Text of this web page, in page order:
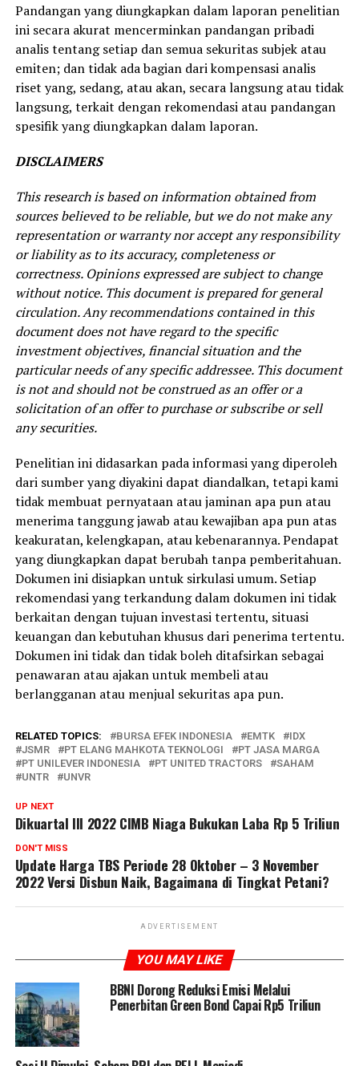
Pandangan yang diungkapkan dalam laporan penelitian
ini secara akurat mencerminkan pandangan pribadi
analis tentang setiap dan semua sekuritas subjek atau
emiten; dan tidak ada bagian dari kompensasi analis
riset yang, sedang, atau akan, secara langsung atau tidak
langsung, terkait dengan rekomendasi atau pandangan
spesifik yang diungkapkan dalam laporan.
DISCLAIMERS
This research is based on information obtained from
sources believed to be reliable, but we do not make any
representation or warranty nor accept any responsibility
or liability as to its accuracy, completeness or
correctness. Opinions expressed are subject to change
without notice. This document is prepared for general
circulation. Any recommendations contained in this
document does not have regard to the specific
investment objectives, financial situation and the
particular needs of any specific addressee. This document
is not and should not be construed as an offer or a
solicitation of an offer to purchase or subscribe or sell
any securities.
Penelitian ini didasarkan pada informasi yang diperoleh
dari sumber yang diyakini dapat diandalkan, tetapi kami
tidak membuat pernyataan atau jaminan apa pun atau
menerima tanggung jawab atau kewajiban apa pun atas
keakuratan, kelengkapan, atau kebenarannya. Pendapat
yang diungkapkan dapat berubah tanpa pemberitahuan.
Dokumen ini disiapkan untuk sirkulasi umum. Setiap
rekomendasi yang terkandung dalam dokumen ini tidak
berkaitan dengan tujuan investasi tertentu, situasi
keuangan dan kebutuhan khusus dari penerima tertentu.
Dokumen ini tidak dan tidak boleh ditafsirkan sebagai
penawaran atau ajakan untuk membeli atau
berlangganan atau menjual sekuritas apa pun.
RELATED TOPICS: BURSA EFEK INDONESIA EMTK
IDX
JSMR
PT ELANG MAHKOTA TEKNOLOGI
PT JASA MARGA
PT UNILEVER INDONESIA
PT UNITED TRACTORS
SAHAM
UNTR
UNVR
UP NEXT
Dikuartal III 2022 CIMB Niaga Bukukan Laba Rp 5 Triliun
DON'T MISS
Update Harga TBS Periode 28 Oktober – 3 November
2022 Versi Disbun Naik, Bagaimana di Tingkat Petani?
ADVERTISEMENT
YOU MAY LIKE
BBNI Dorong Reduksi Emisi Melalui
Penerbitan Green Bond Capai Rp5 Triliun